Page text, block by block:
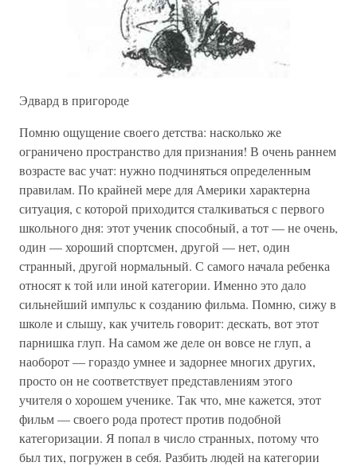
Эдвард в пригороде
Помню ощущение своего детства: насколько же
ограничено пространство для признания! В очень раннем
возрасте вас учат: нужно подчиняться определенным
правилам. По крайней мере для Америки характерна
ситуация, с которой приходится сталкиваться с первого
школьного дня: этот ученик способный, а тот — не очень,
один — хороший спортсмен, другой — нет, один
странный, другой нормальный. С самого начала ребенка
относят к той или иной категории. Именно это дало
сильнейший импульс к созданию фильма. Помню, сижу в
школе и слышу, как учитель говорит: дескать, вот этот
парнишка глуп. На самом же деле он вовсе не глуп, а
наоборот — гораздо умнее и задорнее многих других,
просто он не соответствует представлениям этого
учителя о хорошем ученике. Так что, мне кажется, этот
фильм — своего рода протест против подобной
категоризации. Я попал в число странных, потому что
был тих, погружен в себя. Разбить людей на категории